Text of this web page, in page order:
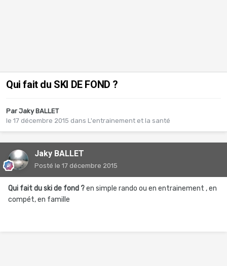
Qui fait du SKI DE FOND ?
Par Jaky BALLET
le 17 décembre 2015 dans L'entrainement et la santé
Jaky BALLET
Posté le 17 décembre 2015
Qui fait du ski de fond ?en simple rando ou en entrainement , en
compét, en famille